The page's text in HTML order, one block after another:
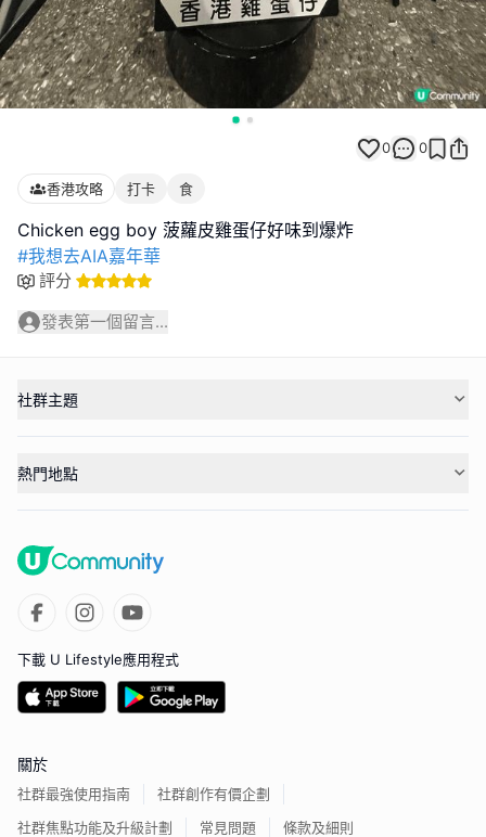
0 0
香港攻略 打卡 食
#我想去AIA嘉年華
評分
發表第一個留言...
社群主題
熱門地點
下載 U Lifestyle應用程式
關於
社群最強使用指南
社群創作有價企劃
社群焦點功能及升級計劃
常見問題 條款及細則